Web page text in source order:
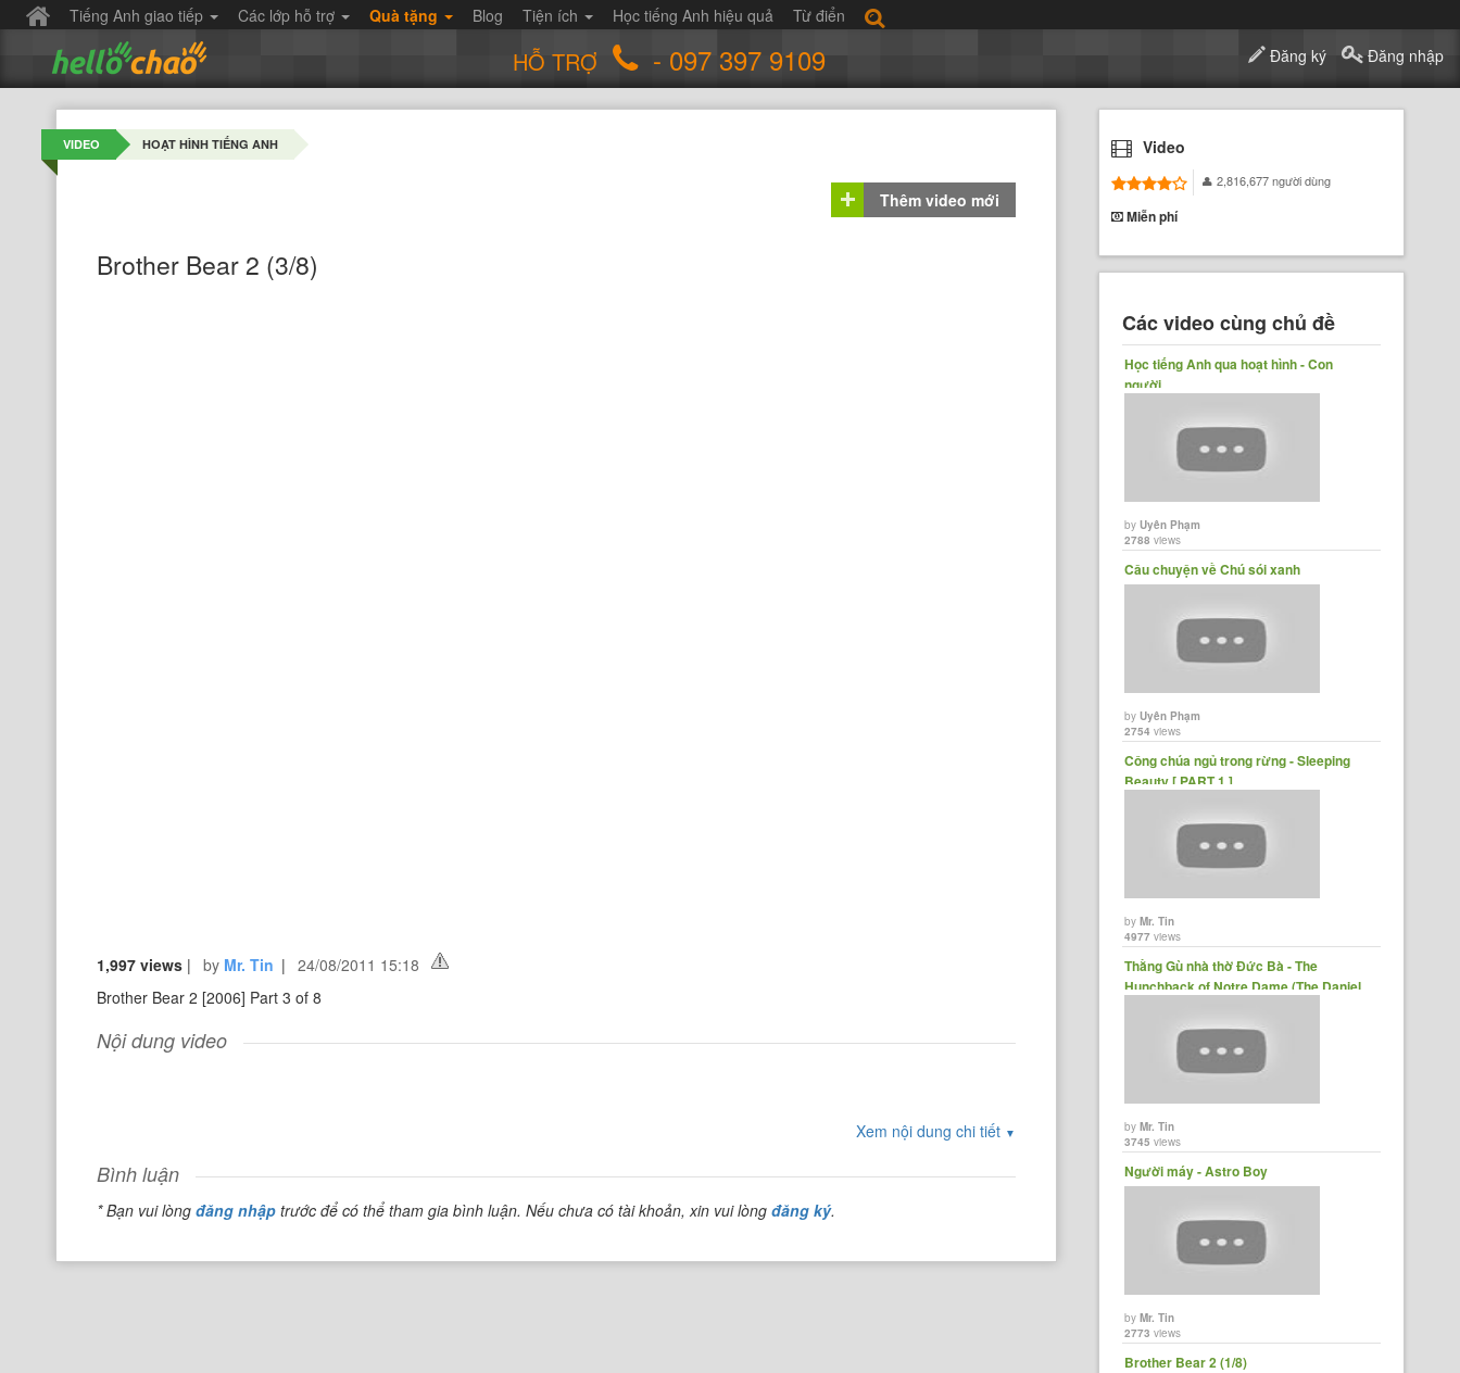
Tiếng Anh giao tiếp Các lớp hỗ trợ Quà tặng Blog Tiện ích Học tiếng Anh hiệu quả Từ điển
HỖ TRỢ - 097 397 9109 Đăng ký Đăng nhập
VIDEO HOẠT HÌNH TIẾNG ANH
Thêm video mới
Brother Bear 2 (3/8)
1,997 views | by Mr. Tin |
24/08/2011 15:18
Brother Bear 2 [2006] Part 3 of 8
Nội dung video
Xem nội dung chi tiết ▼
Bình luận
* Bạn vui lòngđăng nhập trước để có thể tham gia bình luận. Nếu chưa có tài khoản, xin vui lòngđăng ký.
Video
2,816,677 người dùng
Miễn phí
Các video cùng chủ đề
Học tiếng Anh qua hoạt hình - Con
người
byUyên Phạm
2788 views
Câu chuyện về Chú sói xanh
byUyên Phạm
2754 views
Công chúa ngủ trong rừng - Sleeping
Beauty [ PART 1 ] ......
byMr. Tin
4977 views
Thằng Gù nhà thờ Đức Bà - The
Hunchback of Notre Dame (The Daniel
byMr. Tin
3745 views
Người máy - Astro Boy
byMr. Tin
2773 views
Brother Bear 2 (1/8)